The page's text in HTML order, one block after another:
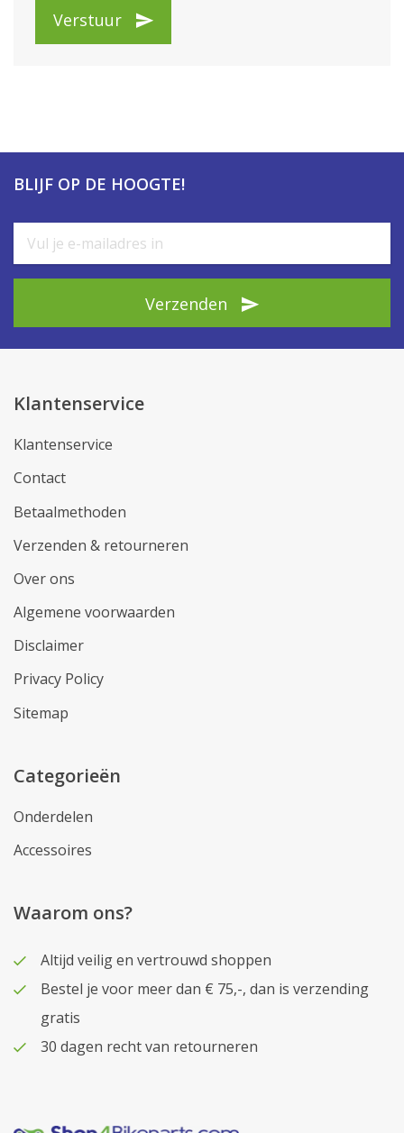
Verstuur
BLIJF OP DE HOOGTE!
Verzenden
Klantenservice
Klantenservice
Contact
Betaalmethoden
Verzenden & retourneren
Over ons
Algemene voorwaarden
Disclaimer
Privacy Policy
Sitemap
Categorieën
Onderdelen
Accessoires
Waarom ons?
Altijd veilig en vertrouwd shoppen
Bestel je voor meer dan € 75,-, dan is verzending
gratis
30 dagen recht van retourneren